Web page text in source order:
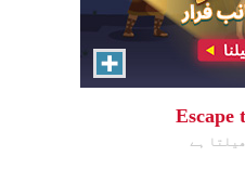
Escape
Avoid obstacles, find the